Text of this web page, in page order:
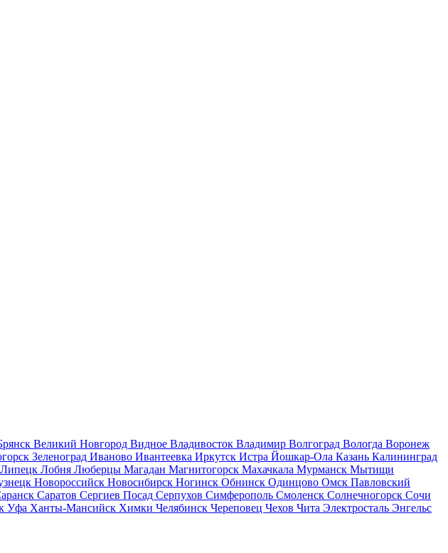
Великий Новгород Видное Владивосток Владимир Волгоград Вологда Воронеж
Зеленоград Иваново Ивантеевка Иркутск Истра Йошкар-Ола Казань Калининград
Липецк Лобня Люберцы Магадан Магнитогорск Махачкала Мурманск Мытищи
Новороссийск Новосибирск Ногинск Обнинск Одинцово Омск Павловский
Саратов Сергиев Посад Серпухов Симферополь Смоленск Солнечногорск Сочи
Уфа Ханты-Мансийск Химки Челябинск Череповец Чехов Чита Электросталь Энгельс